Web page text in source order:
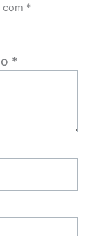
com *
*